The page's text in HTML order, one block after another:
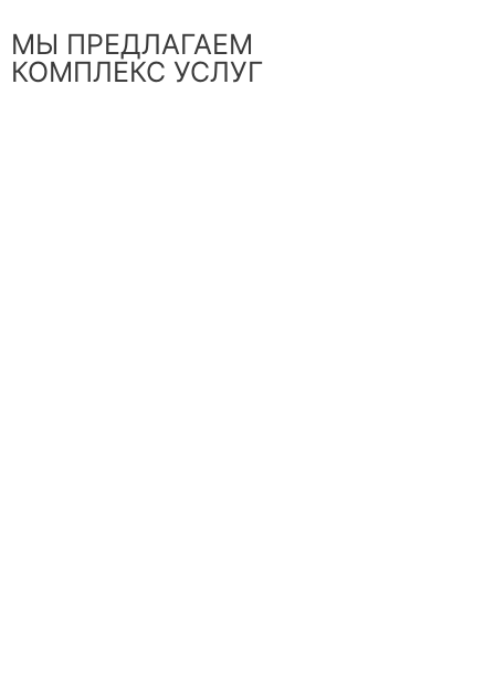
МЫ ПРЕДЛАГАЕМ
КОМПЛЕКС УСЛУГ